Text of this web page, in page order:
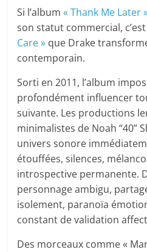
Si l’album« Thank Me Later
son statut commercial,
Care » que Drake
contemporain.
Sorti en 2011, l’album
profondément influencer
suivante. Les productions
minimalistes de Noah “40”
univers sonore
étouffées, silences,
introspective permanente.
personnage ambigu,
isolement, paranoïa
constant de validation
Des morceaux comme «